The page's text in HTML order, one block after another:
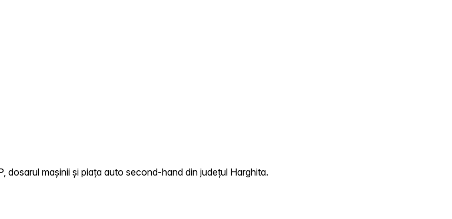
mașinii și piața auto second-hand din județul Harghita.